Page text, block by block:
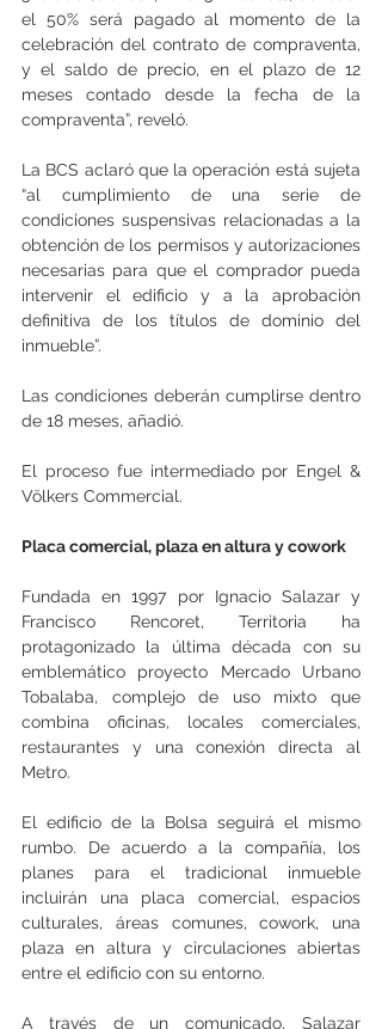
el 50% será pagado al momento de la
celebración del contrato de compraventa,
y el saldo de precio, en el plazo de 12
meses contado desde la fecha de la
compraventa”, reveló.
La BCS aclaró que la operación está sujeta
“al cumplimiento de una serie de
condiciones suspensivas relacionadas a la
obtención de los permisos y autorizaciones
necesarias para que el comprador pueda
intervenir el edificio y a la aprobación
definitiva de los títulos de dominio del
inmueble”.
Las condiciones deberán cumplirse dentro
de 18 meses, añadió.
El proceso fue intermediado por Engel &
Völkers Commercial.
Placa comercial, plaza en altura y cowork
Fundada en 1997 por Ignacio Salazar y
Francisco Rencoret, Territoria ha
protagonizado la última década con su
emblemático proyecto Mercado Urbano
Tobalaba, complejo de uso mixto que
combina oficinas, locales comerciales,
restaurantes y una conexión directa al
Metro.
El edificio de la Bolsa seguirá el mismo
rumbo. De acuerdo a la compañía, los
planes para el tradicional inmueble
incluirán una placa comercial, espacios
culturales, áreas comunes, cowork, una
plaza en altura y circulaciones abiertas
entre el edificio con su entorno.
A través de un comunicado, Salazar